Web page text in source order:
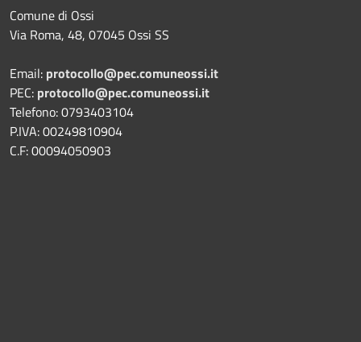
Comune di Ossi
Via Roma, 48, 07045 Ossi SS
Email: protocollo@pec.comuneossi.it
PEC: protocollo@pec.comuneossi.it
Telefono: 0793403104
P.IVA: 00249810904
C.F: 00094050903